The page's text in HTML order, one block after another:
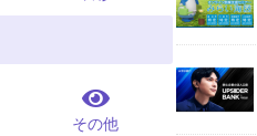
その他